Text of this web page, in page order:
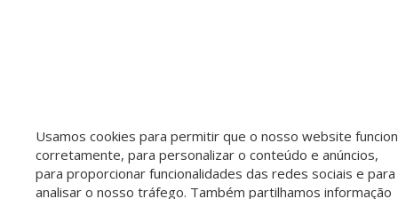
Usamos cookies para permitir que o nosso website
corretamente, para personalizar o conteúdo e anúncios,
para proporcionar funcionalidades das redes sociais e para
analisar o nosso tráfego. Também partilhamos informação